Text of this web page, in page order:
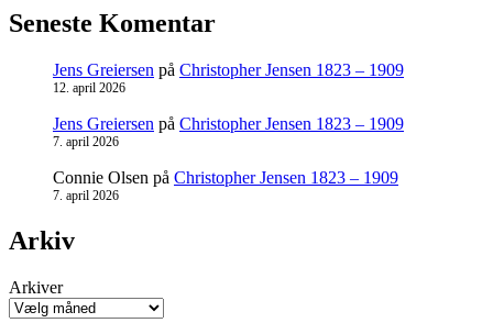
Seneste Komentar
Jens Greiersen på Christopher Jensen 1823 – 1909
12. april 2026
Jens Greiersen på Christopher Jensen 1823 – 1909
7. april 2026
Connie Olsen på Christopher Jensen 1823 – 1909
7. april 2026
Arkiv
Arkiver